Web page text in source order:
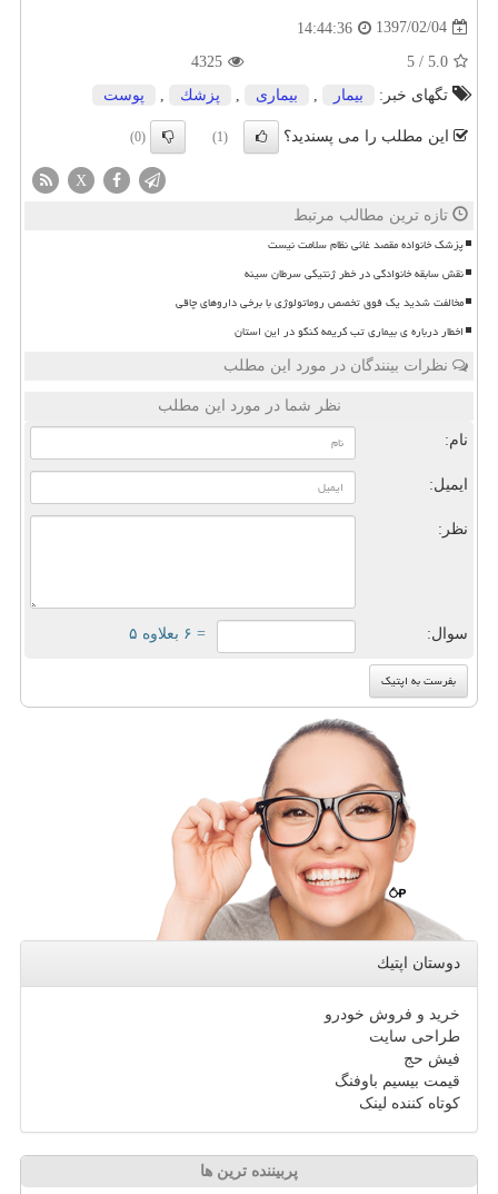
1397/02/04
14:44:36
5.0
/
5
4325
تگهای خبر:
بیمار بیماری پزشك پوست
این مطلب را می پسندید؟ (1)
(0)
X
تازه ترین مطالب مرتبط
پزشک خانواده مقصد غائی نظام سلامت نیست
نقش سابقه خانوادگی در خطر ژنتیکی سرطان سینه
مخالفت شدید یک فوق تخصص روماتولوژی با برخی داروهای چاقی
اخطار درباره ی بیماری تب کریمه کنگو در این استان
نظرات بینندگان در مورد این مطلب
نظر شما در مورد این مطلب
نام:
ایمیل:
نظر:
سوال: = ۶ بعلاوه ۵
دوستان اپتیك
خرید و فروش خودرو
طراحی سایت
فیش حج
قیمت بیسیم باوفنگ
کوتاه کننده لینک
پربیننده ترین ها